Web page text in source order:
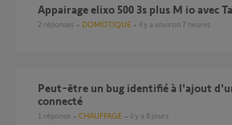
Appairage elixo 500 3s plus M io avec
2 réponses DOMOTIQUE il y a environ 7 heures
Peut-être un bug identifié à l'ajout d'un chauffage
connecté
1 réponse CHAUFFAGE il y a 8 jours